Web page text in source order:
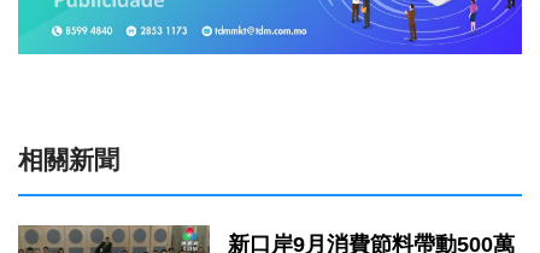
相關新聞
新口岸9月消費節料帶動500萬